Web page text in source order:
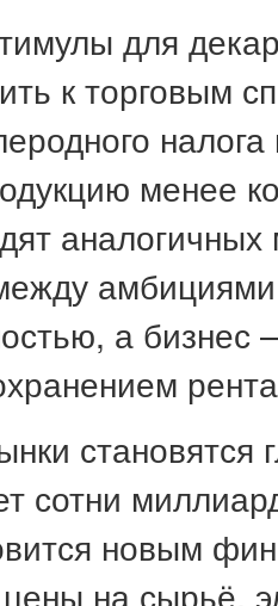
для
к торговым
менее
а
сотни
новым
на сырьё,